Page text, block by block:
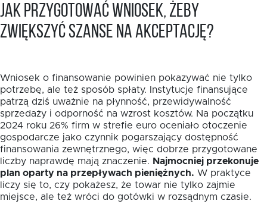
Jak przygotować wniosek, żeby
zwiększyć szanse na akceptację?
Wniosek o finansowanie powinien pokazywać nie tylko
potrzebę, ale też sposób spłaty. Instytucje finansujące
patrzą dziś uważnie na płynność, przewidywalność
sprzedaży i odporność na wzrost kosztów. Na początku
2024 roku 26% firm w strefie euro oceniało otoczenie
gospodarcze jako czynnik pogarszający dostępność
finansowania zewnętrznego, więc dobrze przygotowane
liczby naprawdę mają znaczenie. Najmocniej przekonuje
plan oparty na przepływach pieniężnych. W praktyce
liczy się to, czy pokażesz, że towar nie tylko zajmie
miejsce, ale też wróci do gotówki w rozsądnym czasie.